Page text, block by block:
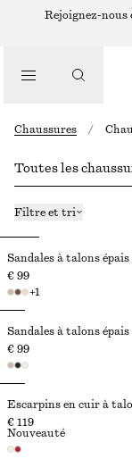
Rejoignez-nous
Chaussures /
Toutes les
Filtre et tri
Sandales à talons
€ 99
+1
Sandales à talons
€ 99
Escarpins en cuir à
€ 119
Nouveauté